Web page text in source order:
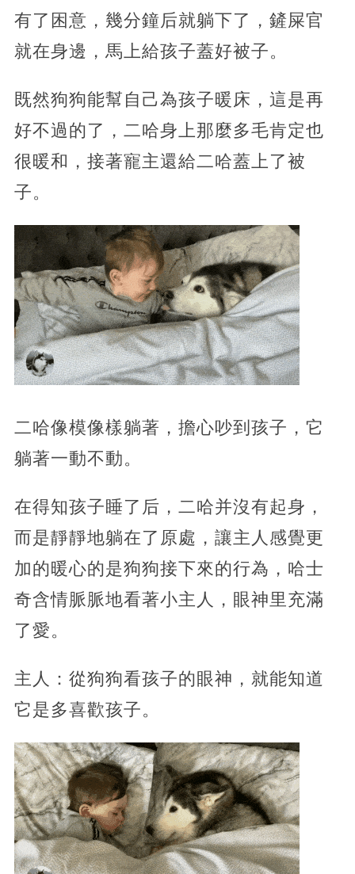
有了困意，幾分鐘后就躺下了，鏟屎官
就在身邊，馬上給孩子蓋好被子。
既然狗狗能幫自己為孩子暖床，這是再
好不過的了，二哈身上那麼多毛肯定也
很暖和，接著寵主還給二哈蓋上了被
子。
二哈像模像樣躺著，擔心吵到孩子，它
躺著一動不動。
在得知孩子睡了后，二哈并沒有起身，
而是靜靜地躺在了原處，讓主人感覺更
加的暖心的是狗狗接下來的行為，哈士
奇含情脈脈地看著小主人，眼神里充滿
了愛。
主人：從狗狗看孩子的眼神，就能知道
它是多喜歡孩子。